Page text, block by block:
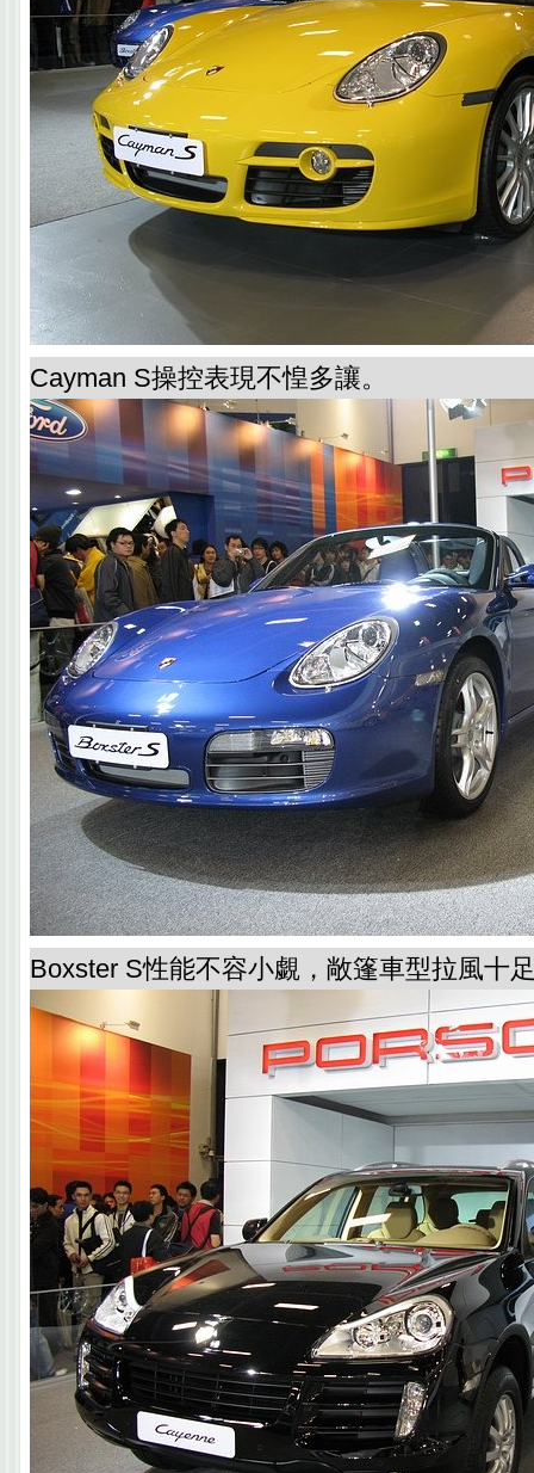
Cayman S操控表現不惶多讓。
Boxster S性能不容小覷，敞篷車型拉風十